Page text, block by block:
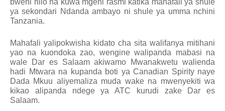
bweni hilo na kuwa mgeni rasmi katika mahafali ya shule
ya sekondari Ndanda ambayo ni shule ya umma nchini
Tanzania.
Mahafali yalipokwisha kidato cha sita walifanya mitihani
yao na kuondoka zao, wengine walipanda mabasi na
wale Dar es Salaam akiwamo Mwanakwetu walienda
hadi Mtwara na kupanda boti ya Canadian Spirity naye
Dada Mkuu aliyemaliza muda wake na mwenyekiti wa
kikao alipanda ndege ya ATC kurudi zake Dar es
Salaam.